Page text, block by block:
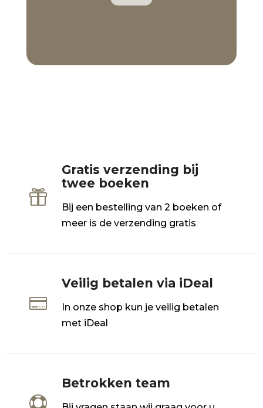

Gratis verzending bij
twee boeken
Bij een bestelling van 2 boeken of
meer is de verzending gratis

Veilig betalen via iDeal
In onze shop kun je veilig betalen
met iDeal

Betrokken team